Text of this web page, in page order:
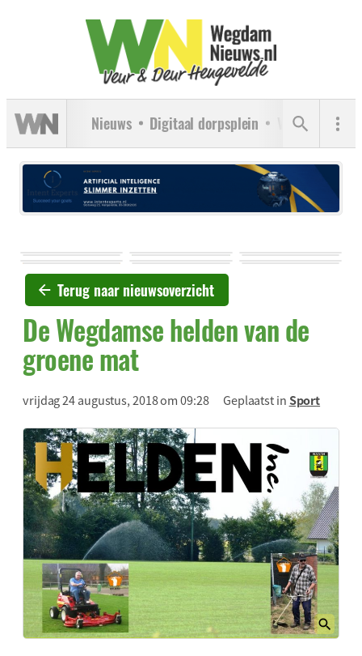
Nieuws Digitaal dorpsplein Verenigingen
Terug naar nieuwsoverzicht
De Wegdamse helden van de
groene mat
vrijdag 24 augustus, 2018 om 09:28 Geplaatst inSport